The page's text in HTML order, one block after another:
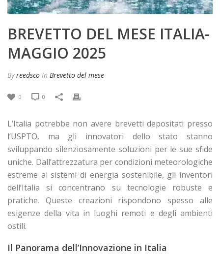
BREVETTO DEL MESE ITALIA-
MAGGIO 2025
Byreedsco In Brevetto del mese
0 0
L’Italia potrebbe non avere brevetti depositati presso
l’USPTO, ma gli innovatori dello stato stanno
sviluppando silenziosamente soluzioni per le sue sfide
uniche. Dall’attrezzatura per condizioni meteorologiche
estreme ai sistemi di energia sostenibile, gli inventori
dell’Italia si concentrano su tecnologie robuste e
pratiche. Queste creazioni rispondono spesso alle
esigenze della vita in luoghi remoti e degli ambienti
ostili.
Il Panorama dell’Innovazione in Italia